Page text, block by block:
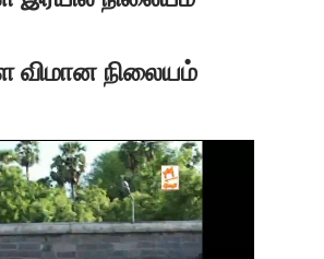
விமான நிலையம்